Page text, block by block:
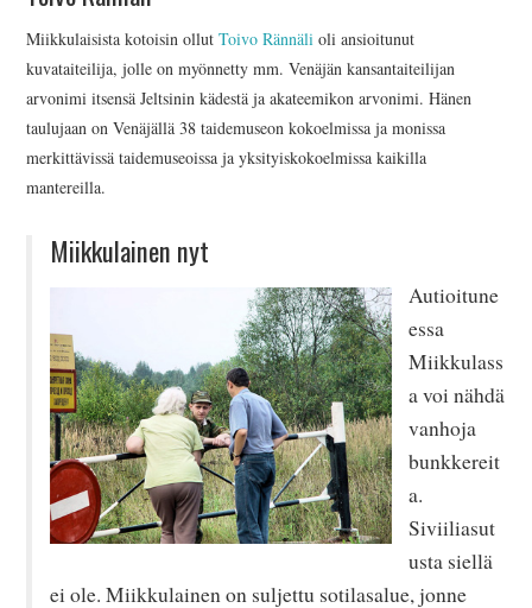
Miikkulaisista kotoisin ollutToivo Rännäli oli ansioitunut
kuvataiteilija, jolle on myönnetty mm. Venäjän kansantaiteilijan
arvonimi itsensä Jeltsinin kädestä ja akateemikon arvonimi. Hänen
taulujaan on Venäjällä 38 taidemuseon kokoelmissa ja monissa
merkittävissä taidemuseoissa ja yksityiskokoelmissa kaikilla
mantereilla.
Miikkulainen nyt
Autioitune
essa
Miikkulass
a voi nähdä
vanhoja
bunkkereit
a.
Siviiliasut
usta siellä
ei ole. Miikkulainen on suljettu sotilasalue, jonne